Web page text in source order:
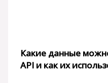
Какие данные
API и как их